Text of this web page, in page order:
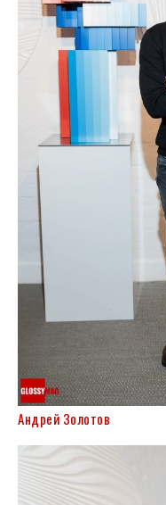
Андрей Золотов